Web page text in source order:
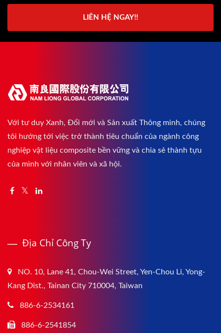
LIÊN HỆ NGAY!!
Với tư duy Xanh, Đổi mới và Sản xuất Thông minh, chúng
tôi hướng tới việc trở thành tiêu chuẩn của ngành công
nghiệp vật liệu composite bền vững và chia sẻ thành tựu
của mình với nhân viên và xã hội.
Địa Chỉ Công Ty
NO. 10, Lane 41, Chou-Wei Street, Yen-Chou Li, Yong-
Kang Dist., Tainan City 710004, Taiwan
886-6-2534161
886-6-2541854